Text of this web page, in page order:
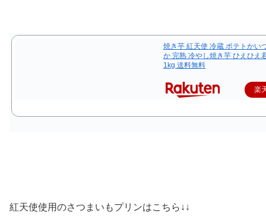
焼き芋 紅天使 冷蔵 ポテトかい
か 完熟 冷やし焼き芋 ひえひえ
1kg 送料無料
楽
紅天使使用のさつまいもプリンはこちら↓↓